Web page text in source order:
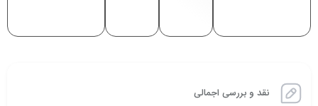
نقد و بررسی اجمالی